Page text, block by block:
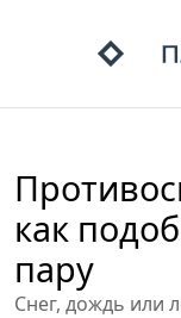
как
пару
Снег, дождь или